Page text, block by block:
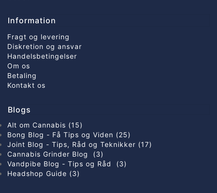
Information
Fragt og levering
Diskretion og ansvar
Handelsbetingelser
Om os
Betaling
Kontakt os
Blogs
Alt om Cannabis (15)
Bong Blog - Få Tips og Viden (25)
Joint Blog - Tips, Råd og Teknikker (17)
Cannabis Grinder Blog (3)
Vandpibe Blog - Tips og Råd (3)
Headshop Guide (3)